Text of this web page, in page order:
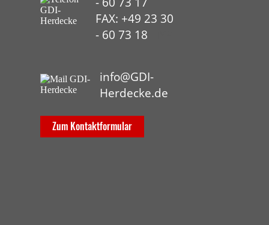
FAX: +49 23 30
- 60 73 18
info@GDI-
Herdecke.de
Zum Kontaktformular